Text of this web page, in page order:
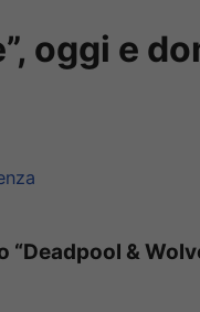
oggi e
&